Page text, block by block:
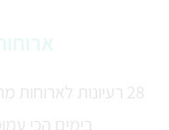
בימים הכי